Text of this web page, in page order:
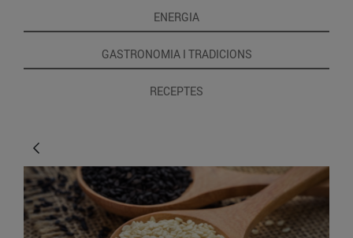
ENERGIA
GASTRONOMIA I TRADICIONS
RECEPTES